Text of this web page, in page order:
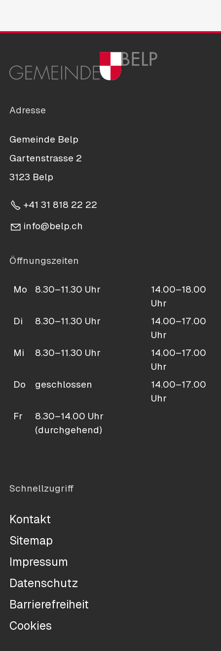
Adresse
Gemeinde Belp
Gartenstrasse 2
3123 Belp
+41 31 818 22 22
nf b lp ch
Öffnungszeiten
Mo 8.30–11.30 Uhr
14.00–18.00
Uhr
Di
8.30–11.30 Uhr
14.00–17.00
Uhr
Mi
8.30–11.30 Uhr
14.00–17.00
Uhr
Do
geschlossen
14.00–17.00
Uhr
Fr
8.30–14.00 Uhr
(durchgehend)
Schnellzugriff
Kontakt
Sitemap
Impressum
Datenschutz
Barrierefreiheit
Cookies